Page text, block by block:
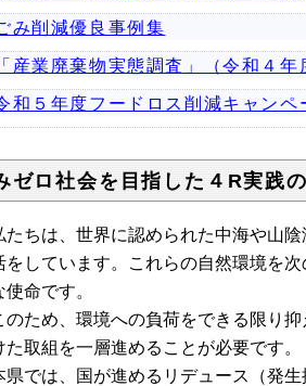
み削減優良事例集
産業廃棄物実態調査」（令和４年
和５年度フードロス削減キャンペ
ゼロ社会を目指した４R実践
ちは、世界に認められた中海や山陰
をしています。これらの自然環境を
使命です。
ため、環境への負荷をできる限り抑
た取組を一層進めることが必要です。
では、国が進めるリデュース（発生